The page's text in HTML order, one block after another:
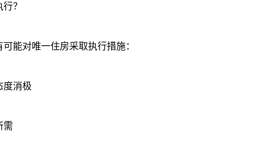
？
对唯一住房采取执行措施：
消极
需